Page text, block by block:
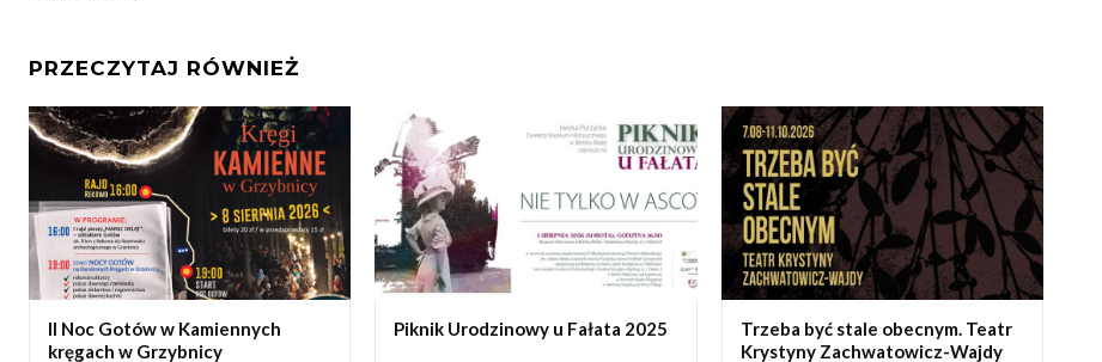
PRZECZYTAJ RÓWNIEŻ
II Noc Gotów w Kamiennych
kręgach w Grzybnicy
Piknik Urodzinowy u Fałata 2025
Trzeba być stale obecnym. Teatr
Krystyny Zachwatowicz-Wajdy